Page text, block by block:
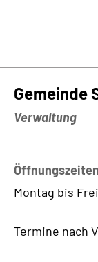
Gemeinde
Verwaltung
Öffnungszeiten
Montag bis
Termine nach